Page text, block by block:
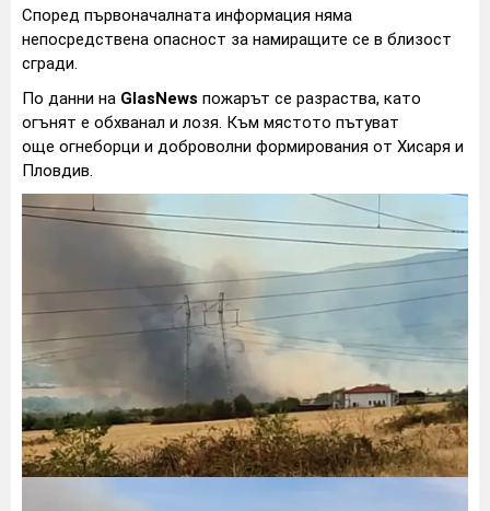
Според първоначалната информация няма
непосредствена опасност за намиращите се в близост
сгради.
По данни на GlasNews пожарът се разраства, като
огънят е обхванал и лозя. Към мястото пътуват
още огнеборци и доброволни формирования от Хисаря и
Пловдив.